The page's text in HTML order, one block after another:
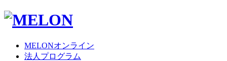
MELONオンライン
法人プログラム